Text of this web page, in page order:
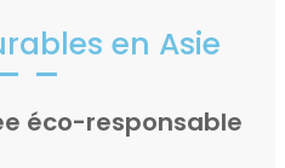
en Asie
éco-responsable